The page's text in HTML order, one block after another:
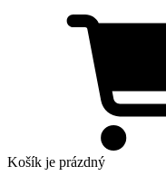
Košík je prázdný